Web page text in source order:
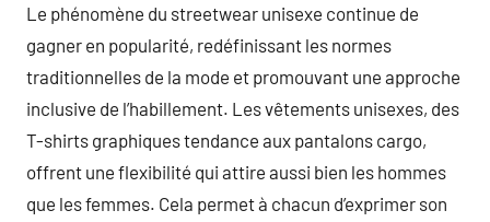
Le phénomène du streetwear unisexe continue de
gagner en popularité, redéfinissant les normes
traditionnelles de la mode et promouvant une approche
inclusive de l’habillement. Les vêtements unisexes, des
T-shirts graphiques tendance aux pantalons cargo,
offrent une flexibilité qui attire aussi bien les hommes
que les femmes. Cela permet à chacun d’exprimer son